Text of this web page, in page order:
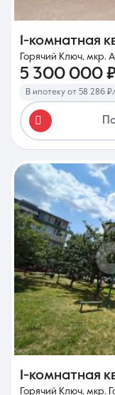
1-комнатная
Горячий Ключ, мкр.
5 300 000
В ипотеку от 58 286
1-комнатная
Горячий Ключ, мкр.